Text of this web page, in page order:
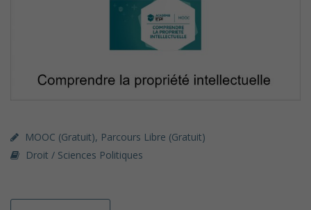
MOOC (gratuit), Parcours Libre (gratuit)
Droit / Sciences Politiques